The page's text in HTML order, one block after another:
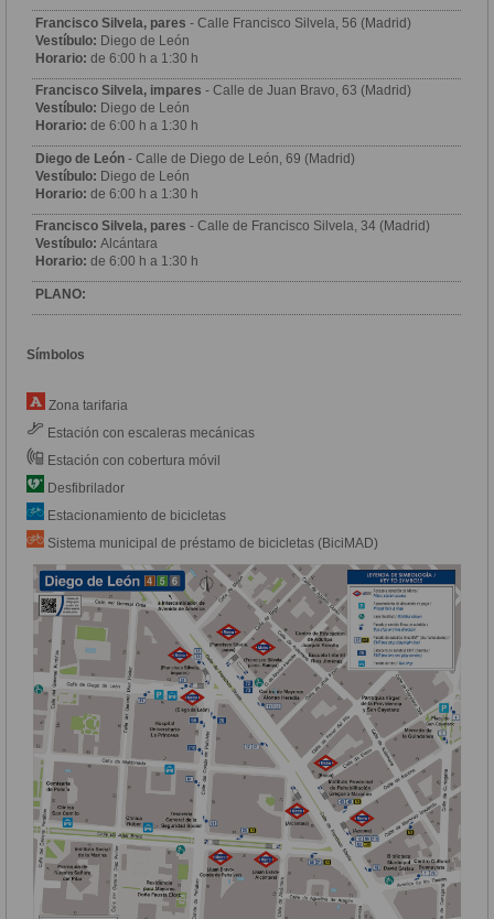
Francisco Silvela, pares - Calle Francisco Silvela, 56 (Madrid)
Vestíbulo: Diego de León
Horario: de 6:00 h a 1:30 h
Francisco Silvela, impares - Calle de Juan Bravo, 63 (Madrid)
Vestíbulo: Diego de León
Horario: de 6:00 h a 1:30 h
Diego de León - Calle de Diego de León, 69 (Madrid)
Vestíbulo: Diego de León
Horario: de 6:00 h a 1:30 h
Francisco Silvela, pares - Calle de Francisco Silvela, 34 (Madrid)
Vestíbulo: Alcántara
Horario: de 6:00 h a 1:30 h
PLANO:
Símbolos
Zona tarifaria
Estación con escaleras mecánicas
Estación con cobertura móvil
Desfibrilador
Estacionamiento de bicicletas
Sistema municipal de préstamo de bicicletas (BiciMAD)